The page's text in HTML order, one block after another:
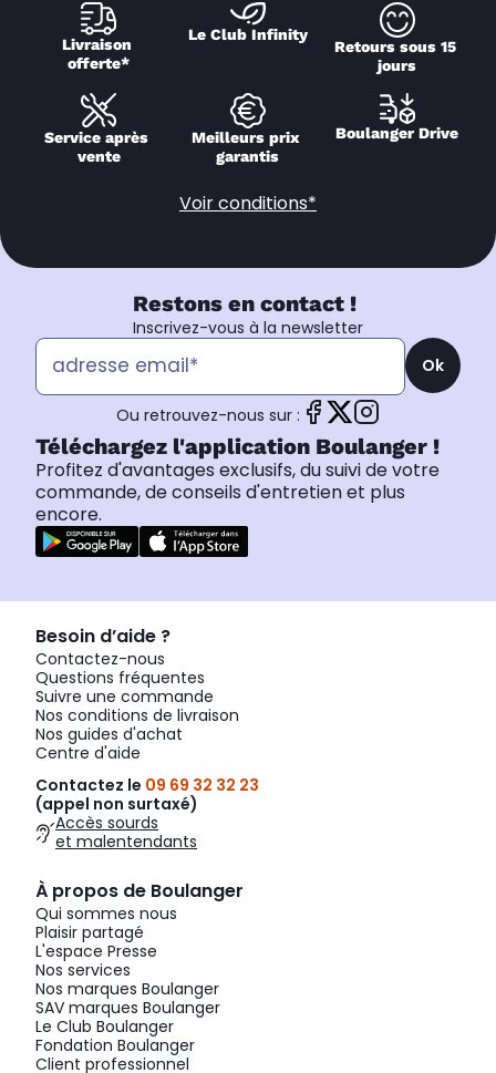
Livraison
offerte*
Le Club Infinity
Retours sous 15
jours
Service après
vente
Meilleurs prix
garantis
Boulanger Drive
Voir conditions*
Restons en contact !
Inscrivez-vous à la newsletter
Ok
Ou retrouvez-nous sur :
Téléchargez l'application Boulanger !
Profitez d'avantages exclusifs, du suivi de votre
commande, de conseils d'entretien et plus
encore.
Besoin d’aide ?
Contactez-nous
Questions fréquentes
Suivre une commande
Nos conditions de livraison
Nos guides d'achat
Centre d'aide
Contactez le 09 69 32 32 23
(appel non surtaxé)
Accès sourds
et malentendants
À propos de Boulanger
Qui sommes nous
Plaisir partagé
L'espace Presse
Nos services
Nos marques Boulanger
SAV marques Boulanger
Le Club Boulanger
Fondation Boulanger
Client professionnel